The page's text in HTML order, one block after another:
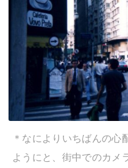
＊なによりいちばんの心
ようにと、街中でのカメ